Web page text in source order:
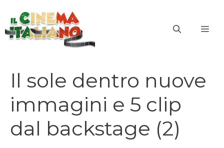
contenuto
Il sole dentro nuove
immagini e 5 clip
dal backstage (2)